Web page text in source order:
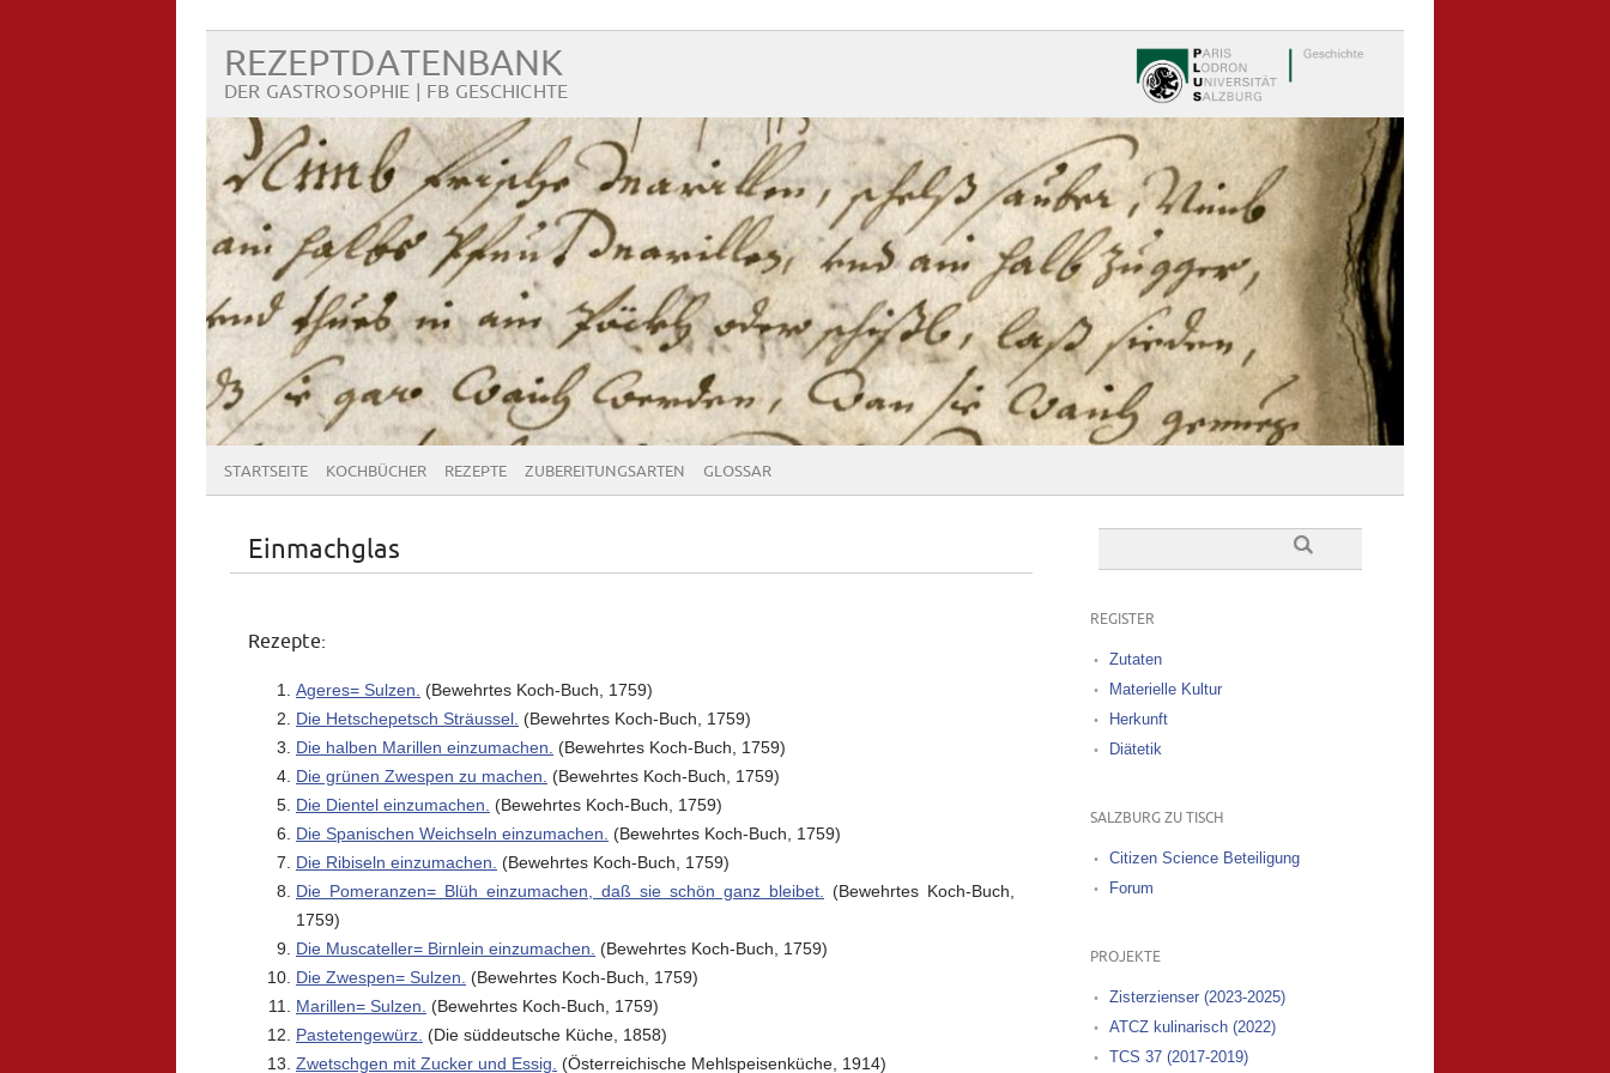
REZEPTDATENBANK
DER GASTROSOPHIE | FB GESCHICHTE
STARTSEITE KOCHBÜCHER REZEPTE ZUBEREITUNGSARTEN GLOSSAR
Einmachglas
Rezepte:
Ageres= Sulzen. (Bewehrtes Koch-Buch, 1759)
Die Hetschepetsch Sträussel. (Bewehrtes Koch-Buch, 1759)
Die halben Marillen einzumachen. (Bewehrtes Koch-Buch, 1759)
Die grünen Zwespen zu machen. (Bewehrtes Koch-Buch, 1759)
Die Dientel einzumachen. (Bewehrtes Koch-Buch, 1759)
Die Spanischen Weichseln einzumachen. (Bewehrtes Koch-Buch, 1759)
Die Ribiseln einzumachen. (Bewehrtes Koch-Buch, 1759)
Die Pomeranzen= Blüh einzumachen, daß sie schön ganz bleibet. (Bewehrtes Koch-Buch,
1759)
Die Muscateller= Birnlein einzumachen. (Bewehrtes Koch-Buch, 1759)
Die Zwespen= Sulzen. (Bewehrtes Koch-Buch, 1759)
Marillen= Sulzen. (Bewehrtes Koch-Buch, 1759)
Pastetengewürz. (Die süddeutsche Küche, 1858)
Zwetschgen mit Zucker und Essig. (Österreichische Mehlspeisenküche, 1914)
REGISTER
Zutaten
Materielle Kultur
Herkunft
Diätetik
SALZBURG ZU TISCH
Citizen Science Beteiligung
Forum
PROJEKTE
Zisterzienser (2023-2025)
ATCZ kulinarisch (2022)
TCS 37 (2017-2019)